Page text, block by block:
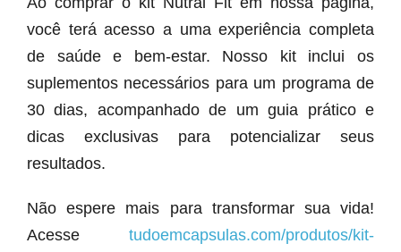
você terá acesso a uma experiência completa
de saúde e bem-estar. Nosso kit inclui os
suplementos necessários para um programa de
30 dias, acompanhado de um guia prático e
dicas exclusivas para potencializar seus
resultados.
Não espere mais para transformar sua vida!
Acesse tudoemcapsulas.com/produtos/kit-